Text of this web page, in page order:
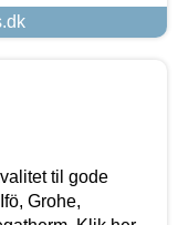
til gode
Grohe,